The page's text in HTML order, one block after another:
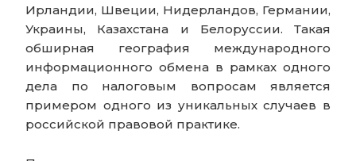
Ирландии, Швеции, Нидерландов, Германии,
Украины, Казахстана и Белоруссии. Такая
обширная география международного
информационного обмена в рамках одного
дела по налоговым вопросам является
примером одного из уникальных случаев в
российской правовой практике.